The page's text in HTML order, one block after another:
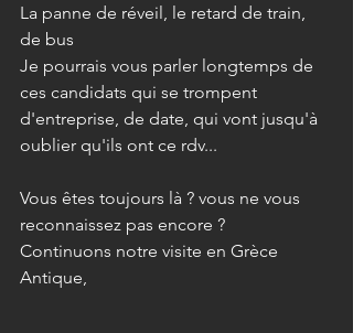
La panne de réveil, le retard de train,
de bus
Je pourrais vous parler longtemps de
ces candidats qui se trompent
d'entreprise, de date, qui vont jusqu'à
oublier qu'ils ont ce rdv...
Vous êtes toujours là ? vous ne vous
reconnaissez pas encore ?
Continuons notre visite en Grèce
Antique,